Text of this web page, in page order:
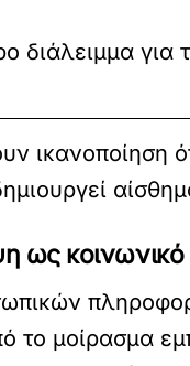
διάλειμμα
ικανοποίηση
κοινωνικό
το μοίρασμα